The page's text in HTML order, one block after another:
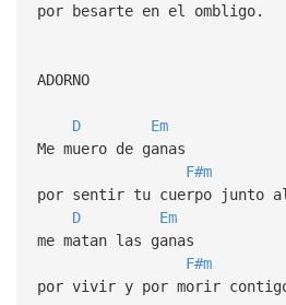
por besarte en el ombligo.
ADORNO
D
Em
Me muero de ganas
F#m
por sentir tu cuerpo junto
D
Em
me matan las ganas
F#m
por vivir y por morir